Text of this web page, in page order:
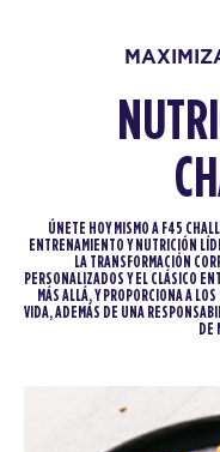
ÚNETE HOY MISMO A F45
ENTRENAMIENTO Y NUTRICIÓN
LA TRANSFORMACIÓN
PERSONALIZADOS Y EL CLÁSICO
MÁS ALLÁ, Y PROPORCIONA A
VIDA, ADEMÁS DE UNA
DE